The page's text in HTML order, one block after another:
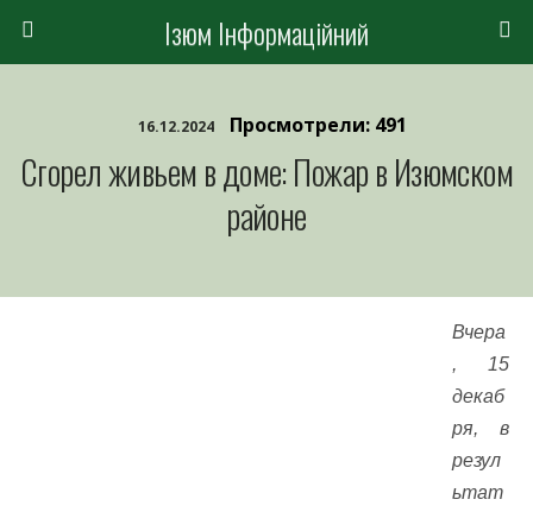
Ізюм Інформаційний
16.12.2024 Просмотрели: 491
Сгорел живьем в доме: Пожар в Изюмском
районе
Вчера
, 15
декаб
ря, в
резул
ьтат